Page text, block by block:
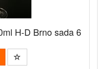
H-D Brno sada 6